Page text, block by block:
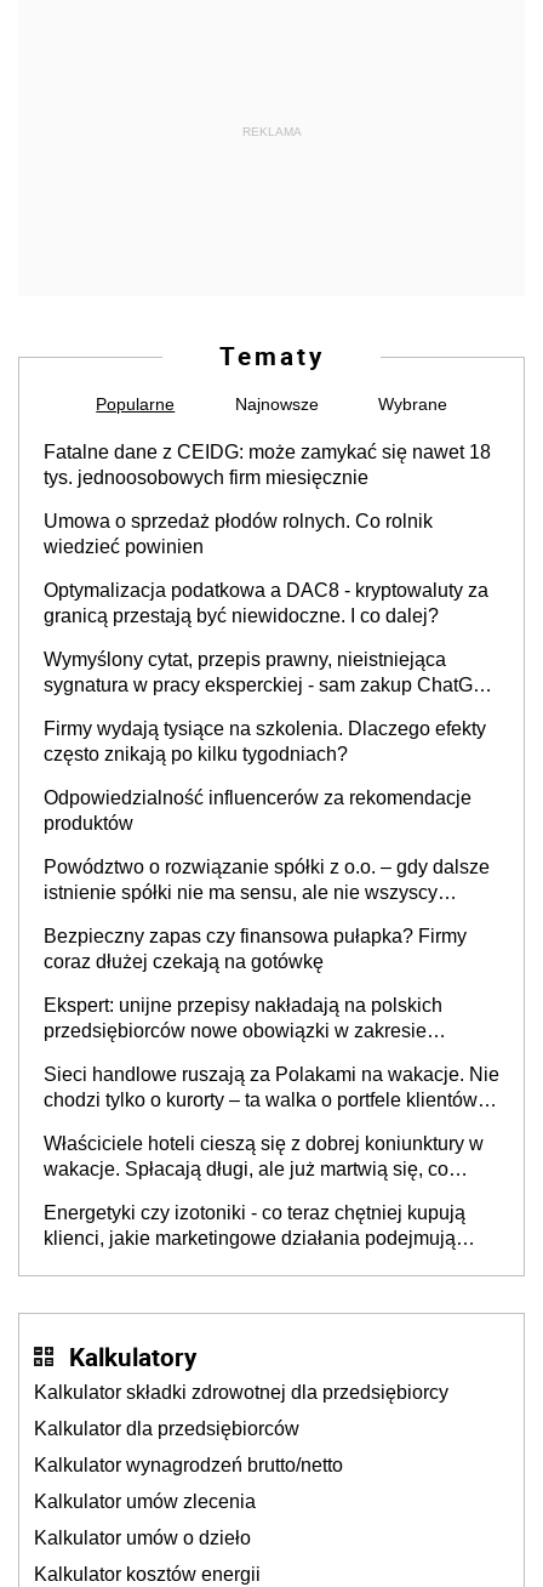
REKLAMA
Tematy
Popularne Najnowsze Wybrane
Fatalne dane z CEIDG: może zamykać się nawet 18
tys. jednoosobowych firm miesięcznie
Umowa o sprzedaż płodów rolnych. Co rolnik
wiedzieć powinien
Optymalizacja podatkowa a DAC8 - kryptowaluty za
granicą przestają być niewidoczne. I co dalej?
Wymyślony cytat, przepis prawny, nieistniejąca
sygnatura w pracy eksperckiej - sam zakup ChatGPT
Firmy wydają tysiące na szkolenia. Dlaczego efekty
często znikają po kilku tygodniach?
Odpowiedzialność influencerów za rekomendacje
produktów
Powództwo o rozwiązanie spółki z o.o. – gdy dalsze
istnienie spółki nie ma sensu, ale nie wszyscy
Bezpieczny zapas czy finansowa pułapka? Firmy
coraz dłużej czekają na gotówkę
Ekspert: unijne przepisy nakładają na polskich
przedsiębiorców nowe obowiązki w zakresie
Sieci handlowe ruszają za Polakami na wakacje. Nie
chodzi tylko o kurorty – ta walka o portfele klientów
cichu
Właściciele hoteli cieszą się z dobrej koniunktury w
wakacje. Spłacają długi, ale już martwią się, co
Energetyki czy izotoniki - co teraz chętniej kupują
klienci, jakie marketingowe działania podejmują
Kalkulatory
Kalkulator składki zdrowotnej dla przedsiębiorcy
Kalkulator dla przedsiębiorców
Kalkulator wynagrodzeń brutto/netto
Kalkulator umów zlecenia
Kalkulator umów o dzieło
Kalkulator kosztów energii